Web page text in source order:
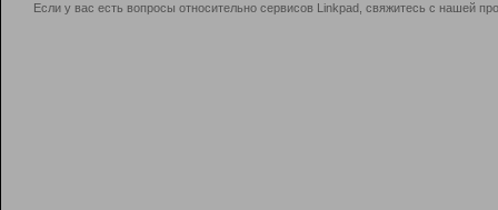
Если у вас есть вопросы относительно сервисов Linkpad, свяжитесь с нашей